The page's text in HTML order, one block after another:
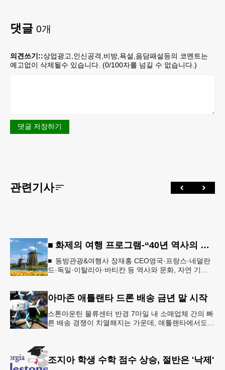
댓글 0개
의견쓰기::상업광고,인신공격,비방,욕설,음담패설등의 코멘트는
예고없이 삭제될수 있습니다. (0/100자를 넘길 수 없습니다.)
댓글 저장하기
관련기사
■ 화제의 여행 프로그램-“40년 역사의 신뢰… 서유럽 8개국 13일 대장정”
■ 동방관광&여행사 장재홍 CEO영국·프랑스·네덜란
드·독일·이탈리아·바티칸 등 역사와 문화, 자연 기
아마존 애틀랜타 드론 배송 금년 말 시작
스톤마운틴 물류센터 반경 7마일 내 소매업체 간의 빠
른 배송 경쟁이 치열해지는 가운데, 애틀랜타에서도
조지아 학생 수학 점수 상승, 절반은 '낙제'